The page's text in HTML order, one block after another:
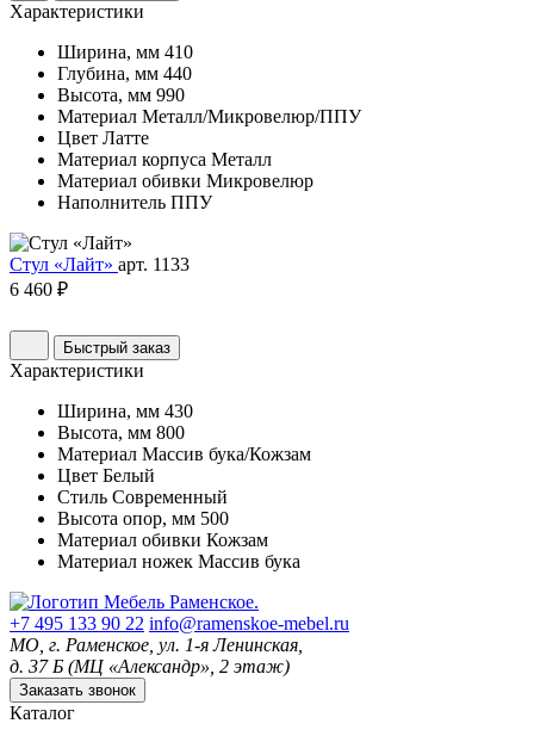
Характеристики
Ширина, мм 410
Глубина, мм 440
Высота, мм 990
Материал Металл/Микровелюр/ППУ
Цвет Латте
Материал корпуса Металл
Материал обивки Микровелюр
Наполнитель ППУ
Стул «Лайт» арт. 1133
6 460 ₽
Быстрый заказ
Характеристики
Ширина, мм 430
Высота, мм 800
Материал Массив бука/Кожзам
Цвет Белый
Стиль Современный
Высота опор, мм 500
Материал обивки Кожзам
Материал ножек Массив бука
+7 495 133 90 22 info@ramenskoe-mebel.ru
МО, г. Раменское, ул. 1-я Ленинская,
д. 37 Б (МЦ «Александр», 2 этаж)
Заказать звонок
Каталог